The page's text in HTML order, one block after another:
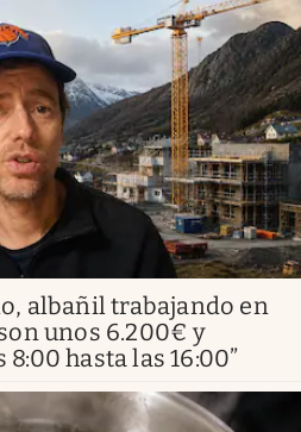
albañil trabajando en
unos 6.200€ y
hasta las 16:00”